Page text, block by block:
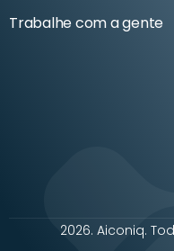
Trabalhe com a gente
2026. Aiconiq.